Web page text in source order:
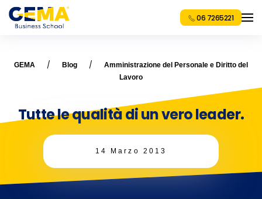
06 7265221
GEMA Blog
Amministrazione del Personale e Diritto del
Lavoro
Tutte le qualità di un vero leader.
14 Marzo 2013